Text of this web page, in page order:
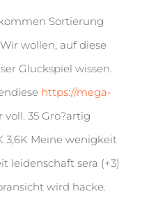
Sortierung
wollen, auf diese
Gluckspiel wissen.
https://mega-
35 Gro?artig
3,6K Meine wenigkeit
leidenschaft sera (+3)
wird hacke.